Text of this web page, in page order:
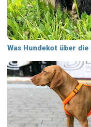
Was Hundekot über